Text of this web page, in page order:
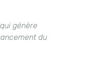
génère
du